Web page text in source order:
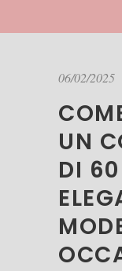
06/02/2025
UN
DI